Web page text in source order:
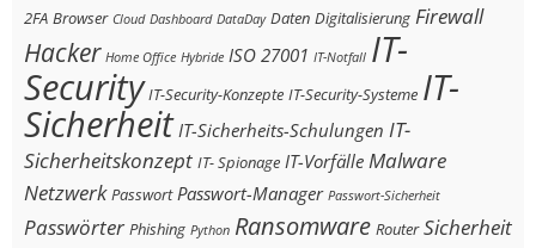
2FA Browser Cloud Dashboard DataDay Daten Digitalisierung Firewall
Hacker Home Office Hybride ISO 27001 IT-Notfall IT-
Security IT-Security-Konzepte IT-Security-Systeme IT-
Sicherheit IT-Sicherheits-Schulungen IT-
Sicherheitskonzept IT- Spionage IT-Vorfälle Malware
Netzwerk Passwort Passwort-Manager Passwort-Sicherheit
Passwörter Phishing Python Ransomware Router Sicherheit